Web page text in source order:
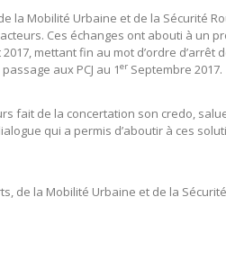
la Mobilité Urbaine et de la Sécurité
Ces échanges ont abouti à un
2017, mettant fin au mot d’ordre
aux PCJ au 1er Septembre 2017.
fait de la concertation son credo,
qui a permis d’aboutir à ces
de la Mobilité Urbaine et de la